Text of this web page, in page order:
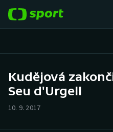
Hokej
Kudějová
Seu d'Urgell
10. 9. 2017